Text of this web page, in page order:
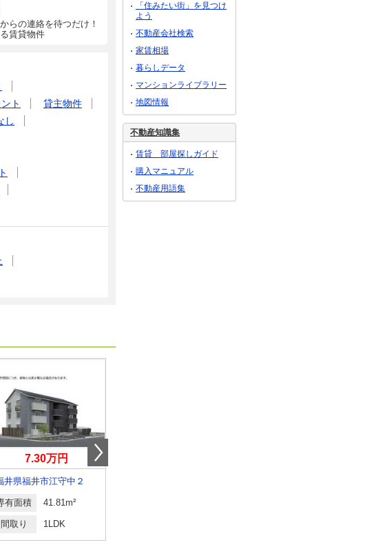
らの連絡を待つだけ！
賃貸物件
ト
貸主物件
し
7.30万円
井県福井市江守中２
有面積 41.81m²
間取り 1LDK
「住みたい街」を見つけ
よう
不動産会社検索
家賃相場
暮らしデータ
マンションライブラリー
地図情報
不動産知識集
賃貸 部屋探しガイド
購入マニュアル
不動産用語集